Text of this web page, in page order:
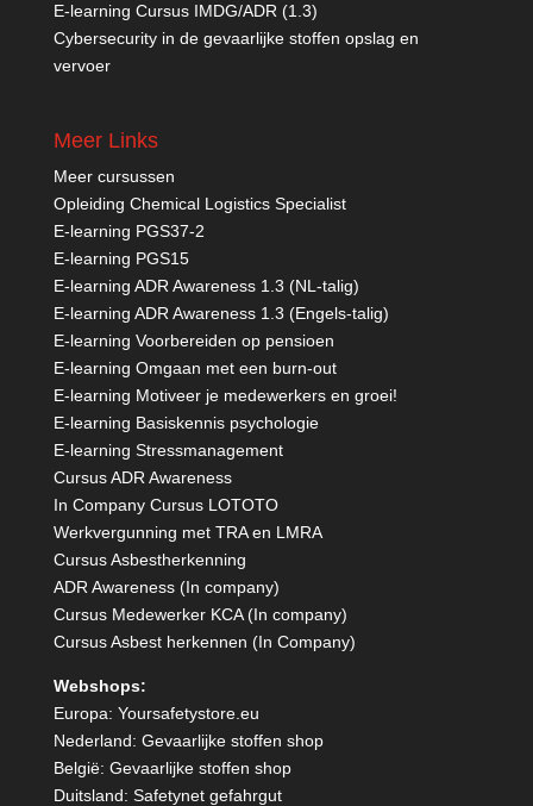
E-learning Cursus IMDG/ADR (1.3)
Cybersecurity in de gevaarlijke stoffen opslag en
vervoer
Meer Links
Meer cursussen
Opleiding Chemical Logistics Specialist
E-learning PGS37-2
E-learning PGS15
E-learning ADR Awareness 1.3 (NL-talig)
E-learning ADR Awareness 1.3 (Engels-talig)
E-learning Voorbereiden op pensioen
E-learning Omgaan met een burn-out
E-learning Motiveer je medewerkers en groei!
E-learning Basiskennis psychologie
E-learning Stressmanagement
Cursus ADR Awareness
In Company Cursus LOTOTO
Werkvergunning met TRA en LMRA
Cursus Asbestherkenning
ADR Awareness (In company)
Cursus Medewerker KCA (In company)
Cursus Asbest herkennen (In Company)
Webshops:
Europa: Yoursafetystore.eu
Nederland: Gevaarlijke stoffen shop
België: Gevaarlijke stoffen shop
Duitsland: Safetynet gefahrgut